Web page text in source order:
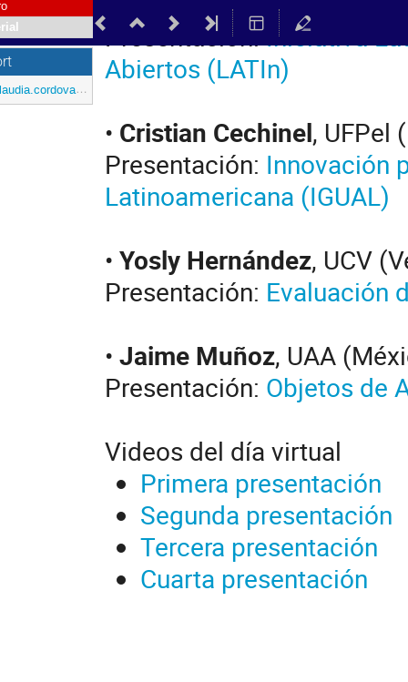
Presentación:Iniciativa
Abiertos (LATIn)
• Cristian Cechinel, UFPel
Presentación: Innovación
Latinoamericana (IGUAL)
• Yosly Hernández, UCV
Presentación: Evaluación
• Jaime Muñoz, UAA
Presentación: Objetos de
Videos del día virtual
Primera presentación
Segunda presentación
Tercera presentación
Cuarta presentación